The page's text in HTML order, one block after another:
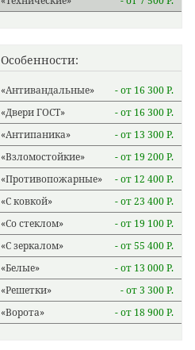
Особенности:
Антивандальные
- от 16 300 Р.
Двери ГОСТ
- от 16 300 Р.
Антипаника
- от 13 300 Р.
Взломостойкие
- от 19 200 Р.
Противопожарные
- от 12 400 Р.
С ковкой
- от 23 400 Р.
Со стеклом
- от 19 100 Р.
С зеркалом
- от 55 400 Р.
Белые
- от 13 000 Р.
Решетки
- от 3 300 Р.
Ворота
- от 18 900 Р.